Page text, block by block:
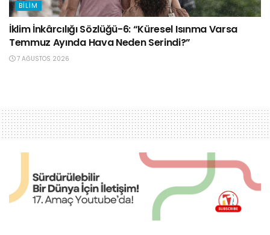
BILIM
İklim İnkârcılığı Sözlüğü-6: “Küresel Isınma Varsa
Temmuz Ayında Hava Neden Serindi?”
7 AĞUSTOS 2026